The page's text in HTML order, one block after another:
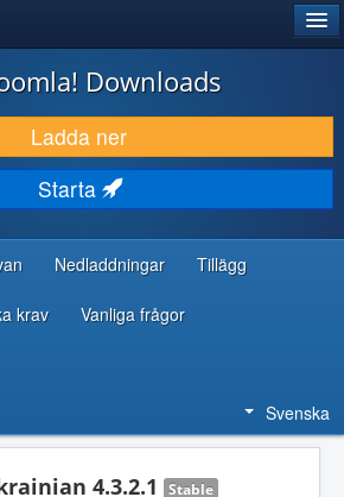
Downloads
Ladda ner
Starta
Nedladdningar Tillägg
krav Vanliga frågor
Svenska
4.3.2.1 Stable